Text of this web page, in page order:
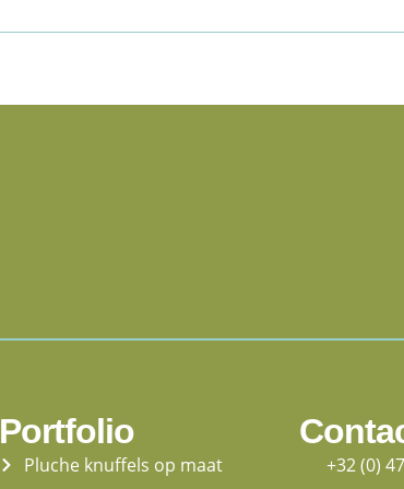
Portfolio
Pluche knuffels op maat
+32 (0)